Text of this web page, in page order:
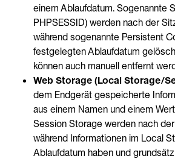
einem Ablaufdatum. Sogenannte
PHPSESSID) werden nach der
während sogenannte Persistent
festgelegten Ablaufdatum
können auch manuell entfernt
Web Storage (Local Storage/
dem Endgerät gespeicherte
aus einem Namen und einem
Session Storage werden nach
während Informationen im Local
Ablaufdatum haben und